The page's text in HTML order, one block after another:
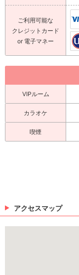
ご利用可能な
クレジットカード
or 電子マネー
VIPルーム
カラオケ
喫煙
アクセスマップ